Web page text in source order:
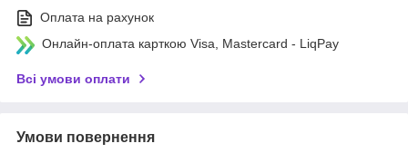
Оплата на рахунок
Онлайн-оплата карткою Visa, Mastercard - LiqPay
Всі умови оплати
Умови повернення